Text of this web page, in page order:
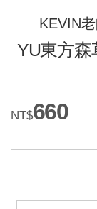
KEVIN
YU東方森
NT$660